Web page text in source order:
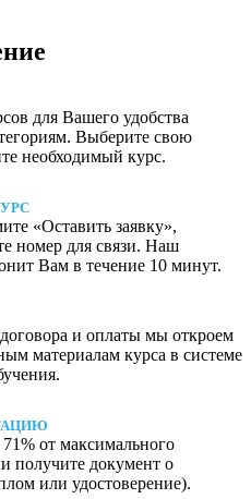
для Вашего удобства
Выберите свою
необходимый курс.
«Оставить заявку»,
номер для связи. Наш
Вам в течение 10 минут.
и оплаты мы откроем
материалам курса в системе
от максимального
получите документ о
или удостоверение).